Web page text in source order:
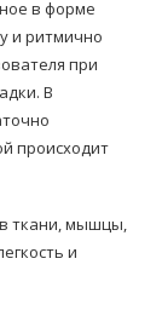
в форме
и ритмично
при
В
происходит
ткани, мышцы,
и